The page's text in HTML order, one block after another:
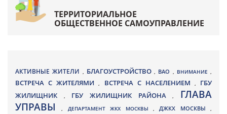
ТЕРРИТОРИАЛЬНОЕ
ОБЩЕСТВЕННОЕ САМОУПРАВЛЕНИЕ
АКТИВНЫЕ ЖИТЕЛИ , БЛАГОУСТРОЙСТВО , ВАО , ВНИМАНИЕ ,
ВСТРЕЧА С ЖИТЕЛЯМИ, ВСТРЕЧА С НАСЕЛЕНИЕМ , ГБУ
ЖИЛИЩНИК
, ГБУ ЖИЛИЩНИК РАЙОНА, ГЛАВА
УПРАВЫ, ДЕПАРТАМЕНТ ЖКХ МОСКВЫ ,ДЖКХ МОСКВЫ ,